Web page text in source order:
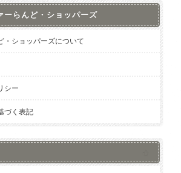
ーらんど・ショッパーズ
・ショッパーズについて
シー
づく表記